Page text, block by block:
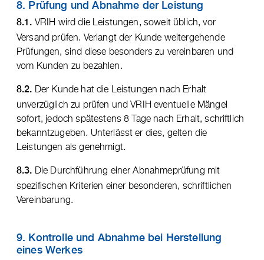
8. Prüfung und Abnahme der Leistung
8.1. VRIH wird die Leistungen, soweit üblich, vor
Versand prüfen. Verlangt der Kunde weitergehende
Prüfungen, sind diese besonders zu vereinbaren und
vom Kunden zu bezahlen.
8.2. Der Kunde hat die Leistungen nach Erhalt
unverzüglich zu prüfen und VRIH eventuelle Mängel
sofort, jedoch spätestens 8 Tage nach Erhalt, schriftlich
bekanntzugeben. Unterlässt er dies, gelten die
Leistungen als genehmigt.
8.3. Die Durchführung einer Abnahmeprüfung mit
spezifischen Kriterien einer besonderen, schriftlichen
Vereinbarung.
9. Kontrolle und Abnahme bei Herstellung
eines Werkes